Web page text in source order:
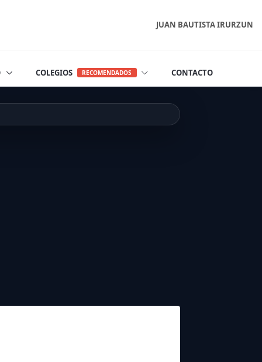
JUAN BAUTISTA IRURZUN
COLEGIOS RECOMENDADOS CONTACTO